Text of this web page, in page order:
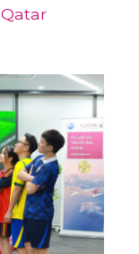
Qatar